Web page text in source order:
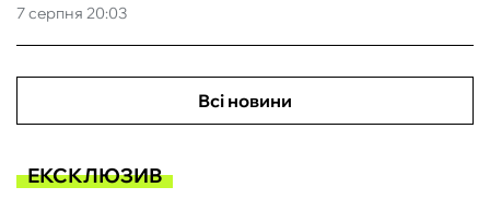
7 серпня 20:03
Всі новини
ЕКСКЛЮЗИВ